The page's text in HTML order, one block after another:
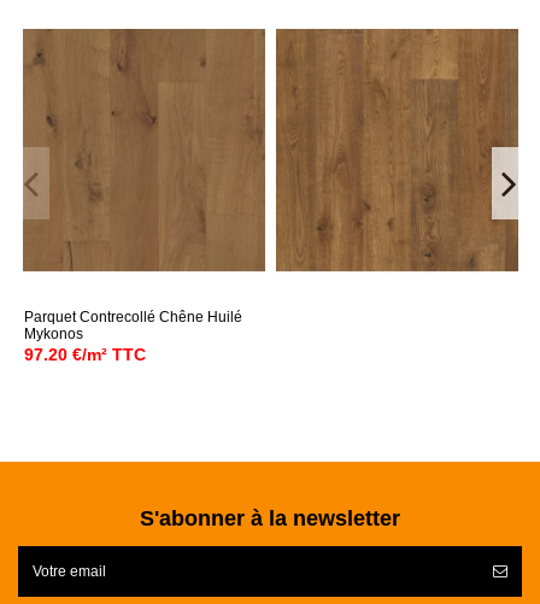
Parquet Contrecollé Chêne Huilé
Mykonos
97.20 €/m² TTC
S'abonner à la newsletter